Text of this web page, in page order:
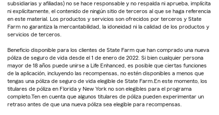
subsidiarias y afiliadas) no se hace responsable y no respalda ni aprueba, implícita
ni explícitamente, el contenido de ningún sitio de terceros al que se haga referencia
en este material. Los productos y servicios son ofrecidos por terceros y State
Farm no garantiza la mercantabilidad, la idoneidad ni la calidad de los productos y
servicios de terceros.
Beneficio disponible para los clientes de State Farm que han comprado una nueva
póliza de seguro de vida desde el 1 de enero de 2022. Si bien cualquier persona
mayor de 18 años puede unirse a Life Enhanced, es posible que ciertas funciones
de la aplicación, incluyendo las recompensas, no estén disponibles a menos que
tengas una póliza de seguro de vida elegible de State Farm.En este momento, los
titulares de póliza en Florida y New York no son elegibles para el programa
completo.Ten en cuenta que algunos titulares de póliza pueden experimentar un
retraso antes de que una nueva póliza sea elegible para recompensas.